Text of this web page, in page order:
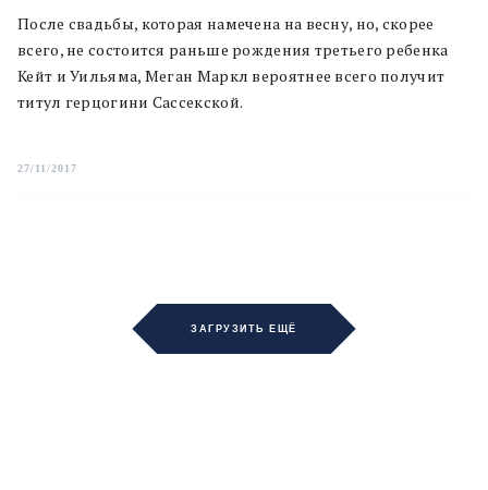
После свадьбы, которая намечена на весну, но, скорее
всего, не состоится раньше рождения третьего ребенка
Кейт и Уильяма, Меган Маркл вероятнее всего получит
титул герцогини Сассекской.
27/11/2017
ЗАГРУЗИТЬ ЕЩЁ